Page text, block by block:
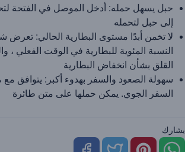
حبل يسهل حمله: أدخل الموصل في الفتحة
إلى حبل لتحمله
النسبة المئوية للبطارية في الوقت الفعلي ،
القلق بشأن انخفاض البطارية
سهولة الصعود والسفر بهدوء أكبر: يتوافق مع
السفر الجوي. يمكن حملها على متن طائرة
يشارك